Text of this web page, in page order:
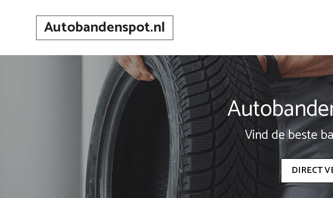
Autobandenspot.nl
Vind de beste
DIRECT